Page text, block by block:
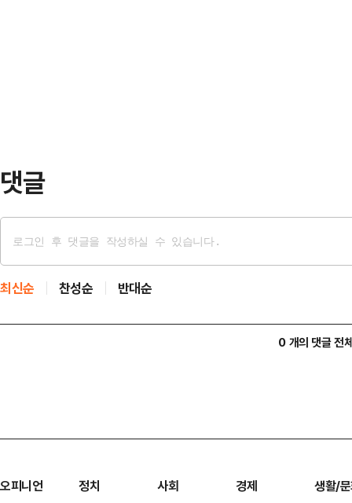
댓글
최신순 찬성순 반대순
0 개의 댓글 전
오피니언 정치 사회 경제 생활/